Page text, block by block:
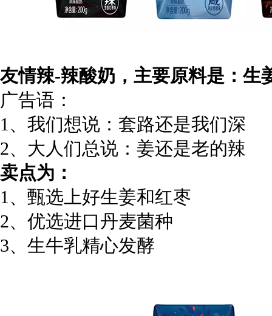
友情辣-辣酸奶，主要原料是：生
广告语：
1、我们想说：套路还是我们深
2、大人们总说：姜还是老的辣
卖点为：
1、甄选上好生姜和红枣
2、优选进口丹麦菌种
3、生牛乳精心发酵